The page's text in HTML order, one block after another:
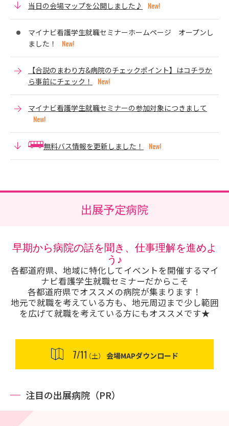
当日の会場マップを公開しました♪
マイナビ看護学生就職セミナーホームページ オープンし
ました！
【合説のまわり方&病院のチェックポイント】はコチラか
ら事前にチェック！
マイナビ看護学生就職セミナーの参加対象につきまして
無料バス情報を更新しました！
出展予定病院
早期から病院の話を聞き、仕事理解を進めよ
う♪
各都道府県、地域に特化してイベントを開催するマイ
ナビ看護学生就職セミナーだからこそ
各都道府県でオススメの病院が集まります！
地元で就職を考えている方も、地元周辺まで少し範囲
を広げて就職を考えている方にもオススメです★
7/11（土） 会場MAPダウンロード
注目の出展病院（PR）